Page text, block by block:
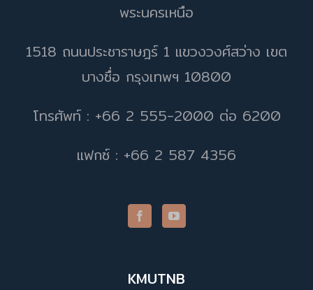
พระนครเหนือ
1518 ถนนประชาราษฎร์ 1 แขวงวงศ์สว่าง เขต
บางซื่อ กรุงเทพฯ 10800
โทรศัพท์ : +66 2 555-2000 ต่อ 6200
แฟกซ์ : +66 2 587 4356
KMUTNB